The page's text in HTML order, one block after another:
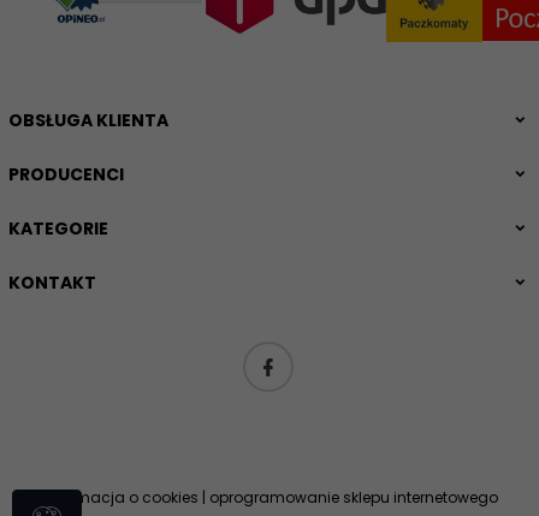
OBSŁUGA KLIENTA
PRODUCENCI
KATEGORIE
KONTAKT
Informacja o cookies | oprogramowanie sklepu internetowego